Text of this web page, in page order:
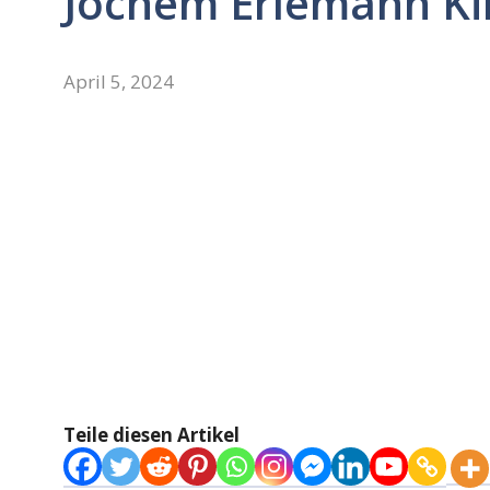
April 5, 2024
Teile diesen Artikel